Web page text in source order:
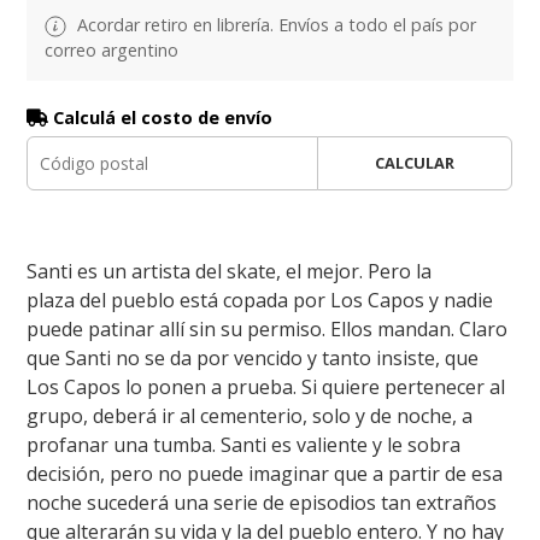
Acordar retiro en librería. Envíos a todo el país por
correo argentino
Calculá el costo de envío
CALCULAR
Santi es un artista del skate, el mejor. Pero la
plaza del pueblo está copada por Los Capos y nadie
puede patinar allí sin su permiso. Ellos mandan. Claro
que Santi no se da por vencido y tanto insiste, que
Los Capos lo ponen a prueba. Si quiere pertenecer al
grupo, deberá ir al cementerio, solo y de noche, a
profanar una tumba. Santi es valiente y le sobra
decisión, pero no puede imaginar que a partir de esa
noche sucederá una serie de episodios tan extraños
que alterarán su vida y la del pueblo entero. Y no hay